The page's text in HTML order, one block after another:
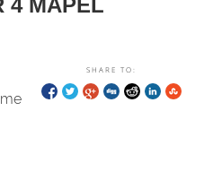
4 MAPEL
SHARE TO: